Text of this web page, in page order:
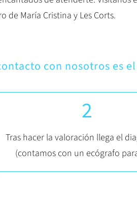
María Cristina y Les Corts.
con nosotros es
2
Tras hacer la valoración llega el
(contamos con un ecógrafo